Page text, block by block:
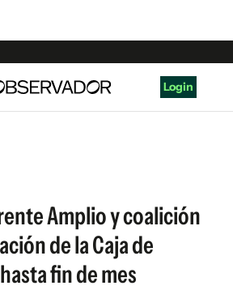
Login
Amplio y coalición
de la Caja de
fin de mes